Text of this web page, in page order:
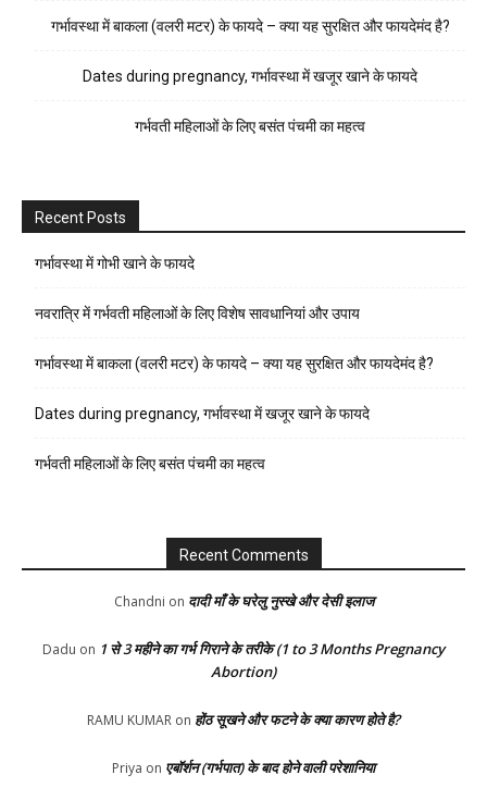
गर्भावस्था में बाकला (वलरी मटर) के फायदे – क्या यह सुरक्षित और फायदेमंद है?
Dates during pregnancy, गर्भावस्था में खजूर खाने के फायदे
गर्भवती महिलाओं के लिए बसंत पंचमी का महत्व
Recent Posts
गर्भावस्था में गोभी खाने के फायदे
नवरात्रि में गर्भवती महिलाओं के लिए विशेष सावधानियां और उपाय
गर्भावस्था में बाकला (वलरी मटर) के फायदे – क्या यह सुरक्षित और फायदेमंद है?
Dates during pregnancy, गर्भावस्था में खजूर खाने के फायदे
गर्भवती महिलाओं के लिए बसंत पंचमी का महत्व
Recent Comments
Chandni on दादी माँ के घरेलु नुस्खे और देसी इलाज
Dadu on 1 से 3 महीने का गर्भ गिराने के तरीके (1 to 3 Months Pregnancy
Abortion)
RAMU KUMAR on होंठ सूखने और फटने के क्या कारण होते है?
Priya on एबॉर्शन (गर्भपात) के बाद होने वाली परेशानिया